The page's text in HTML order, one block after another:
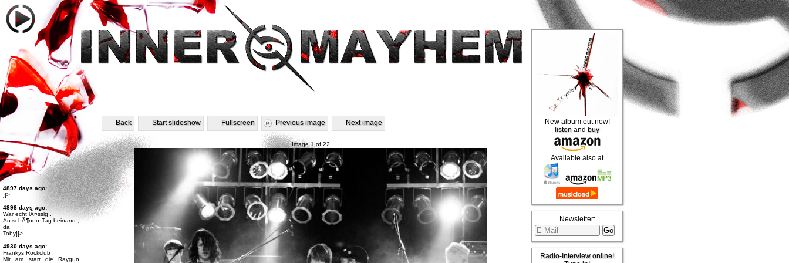
4897 days ago:
]]>
4898 days ago:
War echt lÃ¤ssig .
An schÃ¶nen Tag beinand ,
da
Toby]]>
4930 days ago:
Frankys Rockclub .
Mit am start die Raygun
Back Start slideshow Fullscreen Previous image Next image
Image 1 of 22
New album out now!
listen and buy
Available also at
Newsletter:
Radio-Interview online!